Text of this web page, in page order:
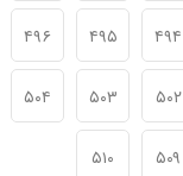
۴۹۴ ۴۹۵ ۴۹۶
۵۰۲ ۵۰۳ ۵۰۴
۵۰۹ ۵۱۰